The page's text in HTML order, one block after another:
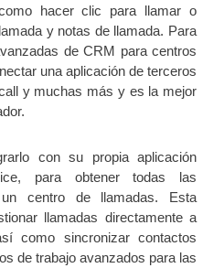
hacer clic para llamar o
y notas de llamada. Para
de CRM para centros
una aplicación de terceros
y muchas más y es la mejor
con su propia aplicación
para obtener todas las
centro de llamadas. Esta
llamadas directamente a
como sincronizar contactos
de trabajo avanzados para las